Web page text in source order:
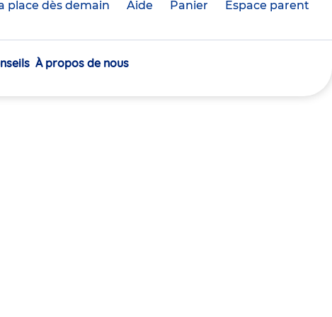
place dès demain Aide Panier crèche(s)
Espace parent
À propos de nous